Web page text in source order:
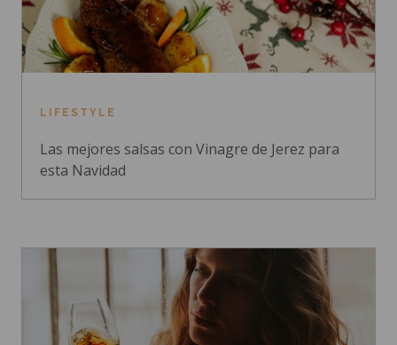
LIFESTYLE
Las mejores salsas con Vinagre de Jerez para
esta Navidad